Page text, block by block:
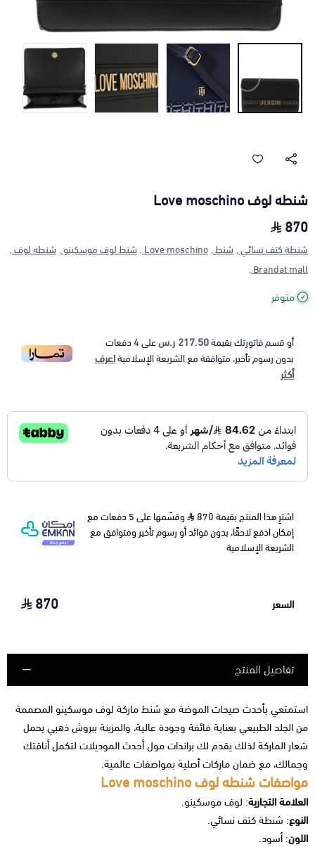
شنطه لوف Love moschino
870
شنطة كتف نسائي , شنط , Love moschino , شنط لوف موسكينو , شنطه لوف ,
Brandat mall ,
متوفر
أو قسم فاتورتك بقيمة217.50 ر.س على4دفعات
بدون رسوم تأخير، متوافقة مع الشريعة الإسلاميةاعرف
أكثر
اشترِ هذا المنتج بقيمة 870
وقسّمها على 5 دفعات مع
إمكان ادفع لاحقًا، بدون فوائد أو رسوم تأخير ومتوافق مع
الشريعة الإسلامية
السعر 870
تفاصيل المنتج
استمتعي بأحدث صيحات الموضة مع شنط ماركة لوف موسكينو المصممة
من الجلد الطبيعي بعناية فائقة وجودة عالية، والمزينة ببروش ذهبي يحمل
شعار الماركة لذلك يقدم لك براندات مول أحدث الموديلات لتكمل أناقتك
وجمالك، مع ضمان ماركات أصلية بمواصفات عالمية.
مواصفات شنطه لوف Love moschino
العلامة التجارية: لوف موسكينو.
النوع: شنطة كتف نسائي.
اللون: أسود.